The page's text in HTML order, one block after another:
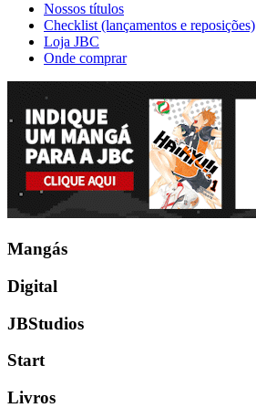
Nossos títulos
Checklist (lançamentos e reposições)
Loja JBC
Onde comprar
Mangás
Digital
JBStudios
Start
Livros